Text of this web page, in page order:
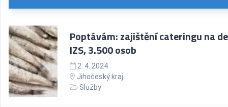
Poptávám: zajištění cateringu na
IZS, 3.500 osob
2. 4. 2024
Jihočeský kraj
Služby